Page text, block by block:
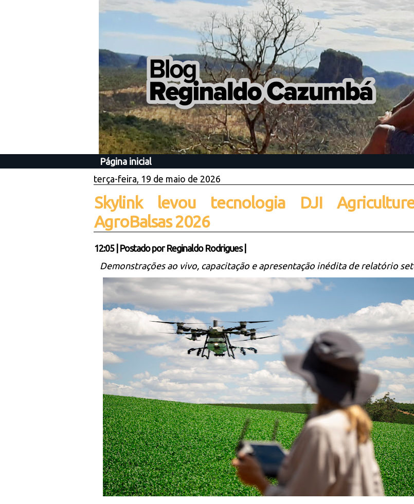
Página inicial
terça-feira, 19 de maio de 2026
Skylink levou tecnologia DJI
AgroBalsas 2026
12:05| Postado por Reginaldo Rodrigues
Demonstrações ao vivo, capacitação e apresentação inédita de relatório